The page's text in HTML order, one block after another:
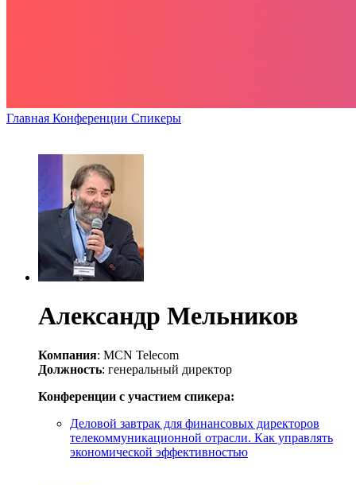
Главная Конференции Спикеры
Александр Мельников
Компания: MCN Telecom
Должность: генеральный директор
Конференции с участием спикера:
Деловой завтрак для финансовых директоров
телекоммуникационной отрасли. Как управлять
экономической эффективностью